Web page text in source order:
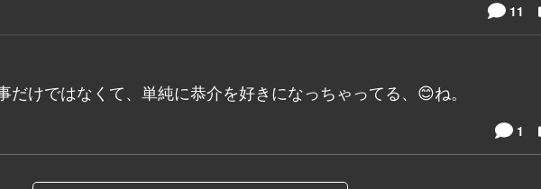
11
けではなくて、単純に恭介を好きになっちゃってる、😊ね。
1